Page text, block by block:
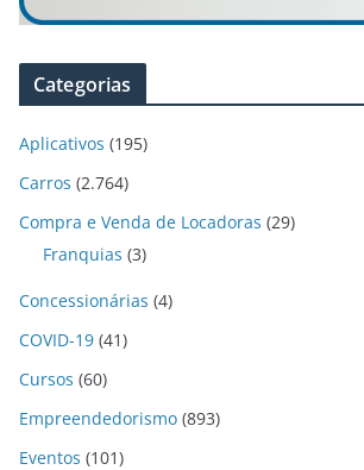
Categorias
Aplicativos (195)
Carros (2.764)
Compra e Venda de Locadoras (29)
Franquias (3)
Concessionárias (4)
COVID-19 (41)
Cursos (60)
Empreendedorismo (893)
Eventos (101)